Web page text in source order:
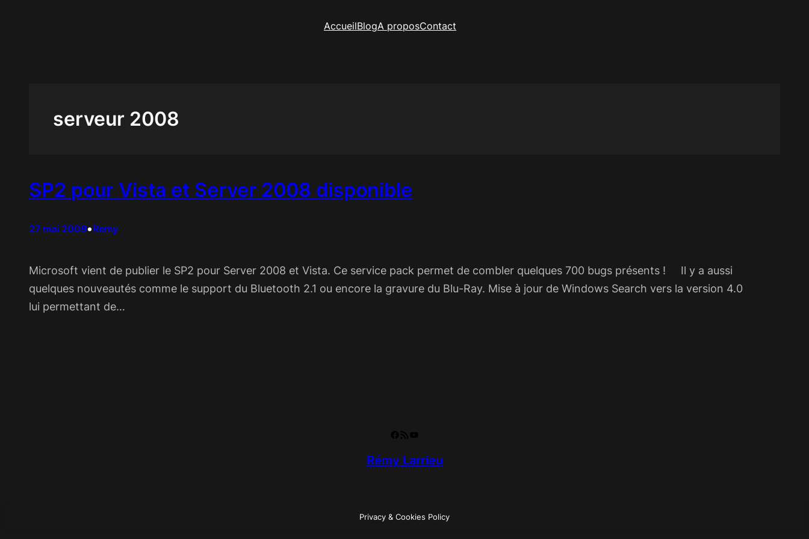
AccueilBlogA proposContact
serveur 2008
SP2 pour Vista et Server 2008 disponible
27 mai 2009•Remy
Microsoft vient de publier le SP2 pour Server 2008 et Vista. Ce service pack permet de combler quelques 700 bugs présents ! Il y a aussi
quelques nouveautés comme le support du Bluetooth 2.1 ou encore la gravure du Blu-Ray. Mise à jour de Windows Search vers la version 4.0
lui permettant de…
Rémy Larrieu
Privacy & Cookies Policy